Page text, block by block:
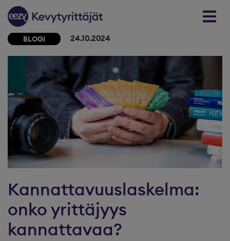
Skip to content
BLOGI 24.10.2024
Kannattavuuslaskelma:
onko yrittäjyys
kannattavaa?